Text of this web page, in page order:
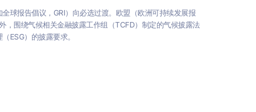
球报告倡议，GRI）向必选过渡。欧盟（欧洲可持续发展报
，围绕气候相关金融披露工作组（TCFD）制定的气候披露法
ESG）的披露要求。